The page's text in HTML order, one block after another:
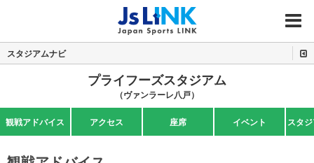
MENU
スタジアムナビ
プライフーズスタジアム
（ヴァンラーレ八戸）
観戦アドバイス アクセス 座席 イベント スタ